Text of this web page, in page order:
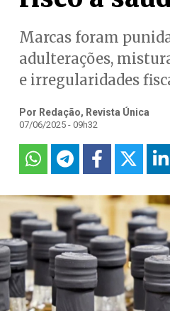
Marcas foram
adulterações,
e irregularidades
Por Redação, Revista Única
07/06/2025 - 09h32